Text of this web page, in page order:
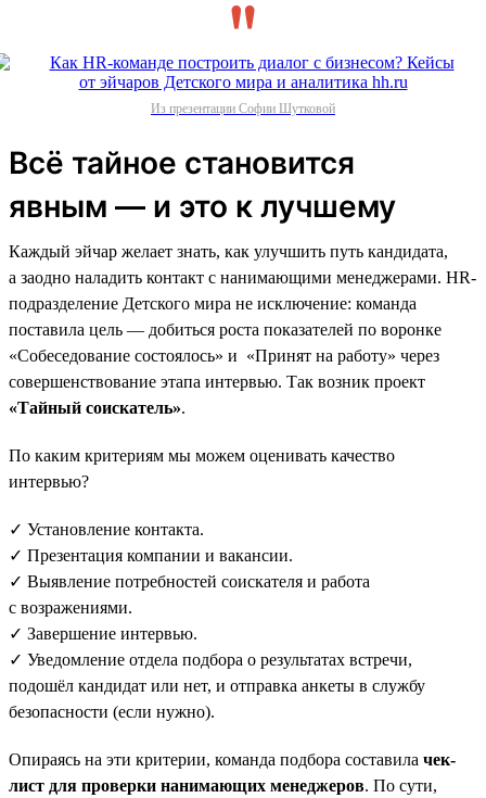
Из презентации Софии Шутковой
Всё тайное становится
явным — и это к лучшему
Каждый эйчар желает знать, как улучшить путь кандидата,
а заодно наладить контакт с нанимающими менеджерами. HR-
подразделение Детского мира не исключение: команда
поставила цель — добиться роста показателей по воронке
«Собеседование состоялось» и «Принят на работу» через
совершенствование этапа интервью. Так возник проект
«Тайный соискатель».
По каким критериям мы можем оценивать качество
интервью?
✓ Установление контакта.
✓ Презентация компании и вакансии.
✓ Выявление потребностей соискателя и работа
с возражениями.
✓ Завершение интервью.
✓ Уведомление отдела подбора о результатах встречи,
подошёл кандидат или нет, и отправка анкеты в службу
безопасности (если нужно).
Опираясь на эти критерии, команда подбора составила чек-
лист для проверки нанимающих менеджеров. По сути,